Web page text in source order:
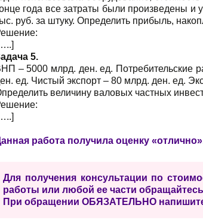
года все затраты были произведены
руб. за штуку. Определить прибыль,
5.
– 5000 млрд. ден. ед. Потребительские
ед. Чистый экспорт – 80 млрд. ден. ед.
величину валовых частных
работа получила оценку
Для получения консультации по
работы или любой ее части
При обращении ОБЯЗАТЕЛЬНО